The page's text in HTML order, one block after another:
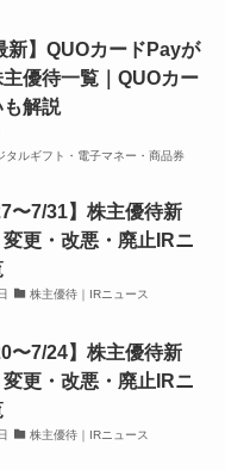
新】QUOカードPayが
主優待一覧｜QUOカー
も解説
タルギフト・電子マネー・商品券
〜7/31】株主優待新
更・改悪・廃止IRニ
株主優待｜IRニュース
〜7/24】株主優待新
更・改悪・廃止IRニ
株主優待｜IRニュース